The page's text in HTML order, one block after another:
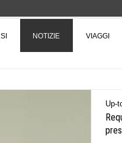
NOTIZIE VIAGGI
Up-
per la realizzazione di